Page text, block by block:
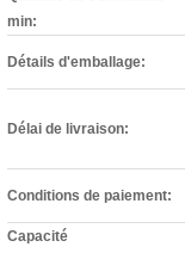
min:
Détails d'emballage:
Délai de livraison:
Conditions de paiement:
Capacité